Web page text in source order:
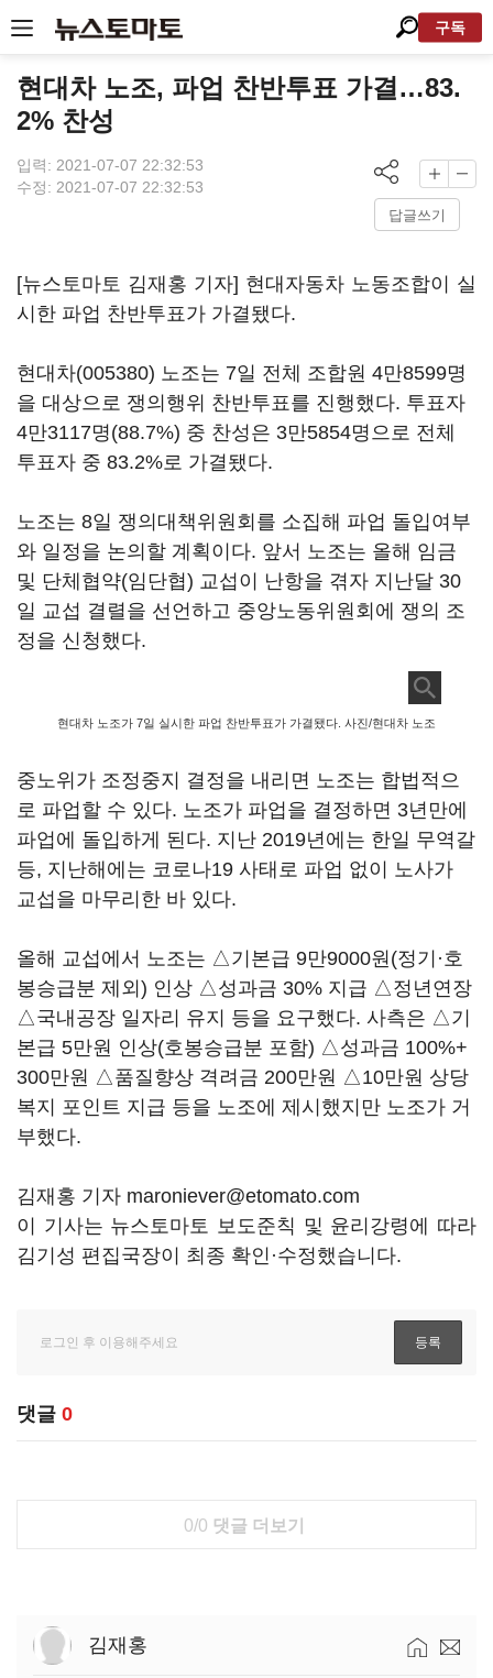
구독
현대차 노조, 파업 찬반투표 가결…83.
2% 찬성
입력: 2021-07-07 22:32:53
수정: 2021-07-07 22:32:53
답글쓰기
[뉴스토마토 김재홍 기자] 현대자동차 노동조합이 실
시한 파업 찬반투표가 가결됐다.
현대차(005380) 노조는 7일 전체 조합원 4만8599명
을 대상으로 쟁의행위 찬반투표를 진행했다. 투표자
4만3117명(88.7%) 중 찬성은 3만5854명으로 전체
투표자 중 83.2%로 가결됐다.
노조는 8일 쟁의대책위원회를 소집해 파업 돌입여부
와 일정을 논의할 계획이다. 앞서 노조는 올해 임금
및 단체협약(임단협) 교섭이 난항을 겪자 지난달 30
일 교섭 결렬을 선언하고 중앙노동위원회에 쟁의 조
정을 신청했다.
현대차 노조가 7일 실시한 파업 찬반투표가 가결됐다. 사진/현대차 노조
중노위가 조정중지 결정을 내리면 노조는 합법적으
로 파업할 수 있다. 노조가 파업을 결정하면 3년만에
파업에 돌입하게 된다. 지난 2019년에는 한일 무역갈
등, 지난해에는 코로나19 사태로 파업 없이 노사가
교섭을 마무리한 바 있다.
올해 교섭에서 노조는 △기본급 9만9000원(정기·호
봉승급분 제외) 인상 △성과금 30% 지급 △정년연장
△국내공장 일자리 유지 등을 요구했다. 사측은 △기
본급 5만원 인상(호봉승급분 포함) △성과금 100%+
300만원 △품질향상 격려금 200만원 △10만원 상당
복지 포인트 지급 등을 노조에 제시했지만 노조가 거
부했다.
김재홍 기자 maroniever@etomato.com
이 기사는 뉴스토마토 보도준칙 및 윤리강령에 따라
김기성 편집국장이 최종 확인·수정했습니다.
댓글 0
0/0 댓글 더보기
김재홍